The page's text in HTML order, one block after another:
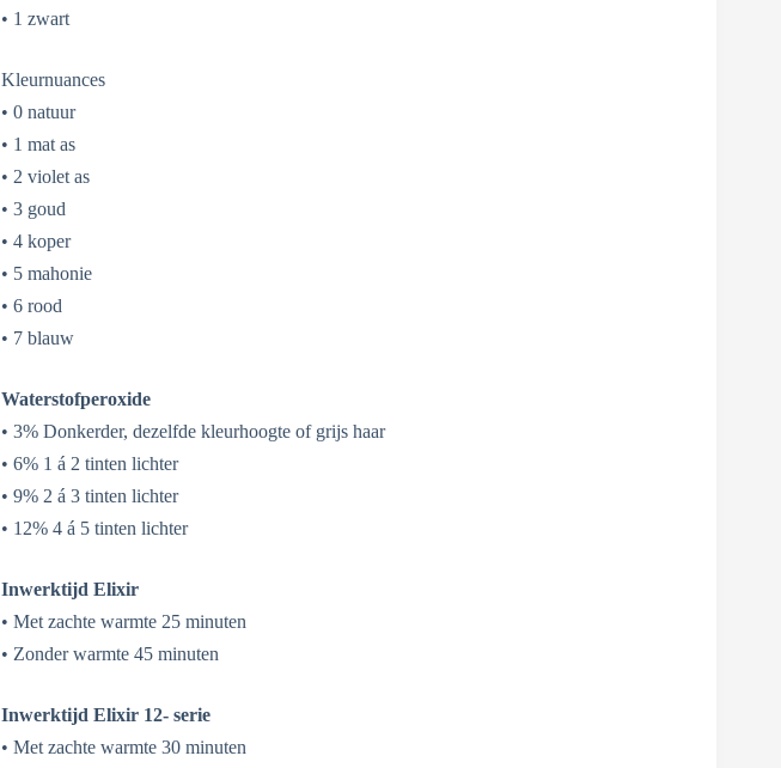
• 1 zwart
Kleurnuances
• 0 natuur
• 1 mat as
• 2 violet as
• 3 goud
• 4 koper
• 5 mahonie
• 6 rood
• 7 blauw
Waterstofperoxide
• 3% Donkerder, dezelfde kleurhoogte of grijs haar
• 6% 1 á 2 tinten lichter
• 9% 2 á 3 tinten lichter
• 12% 4 á 5 tinten lichter
Inwerktijd Elixir
• Met zachte warmte 25 minuten
• Zonder warmte 45 minuten
Inwerktijd Elixir 12- serie
• Met zachte warmte 30 minuten